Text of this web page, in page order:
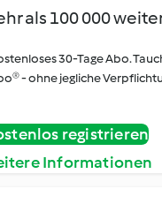
als 100 000
30-Tage Abo.
- ohne jegliche
registrieren
Informationen